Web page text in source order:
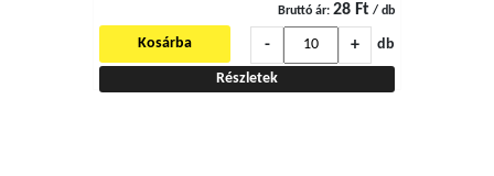
Bruttó ár: 28 Ft / db
- + db
Kosárba
Részletek